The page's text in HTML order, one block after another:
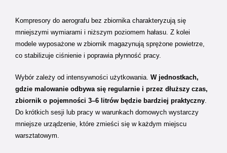
Kompresory do aerografu bez zbiornika charakteryzują się
mniejszymi wymiarami i niższym poziomem hałasu. Z kolei
modele wyposażone w zbiornik magazynują sprężone powietrze,
co stabilizuje ciśnienie i poprawia płynność pracy.
Wybór zależy od intensywności użytkowania. W jednostkach,
gdzie malowanie odbywa się regularnie i przez dłuższy czas,
zbiornik o pojemności 3–6 litrów będzie bardziej praktyczny.
Do krótkich sesji lub pracy w warunkach domowych wystarczy
mniejsze urządzenie, które zmieści się w każdym miejscu
warsztatowym.